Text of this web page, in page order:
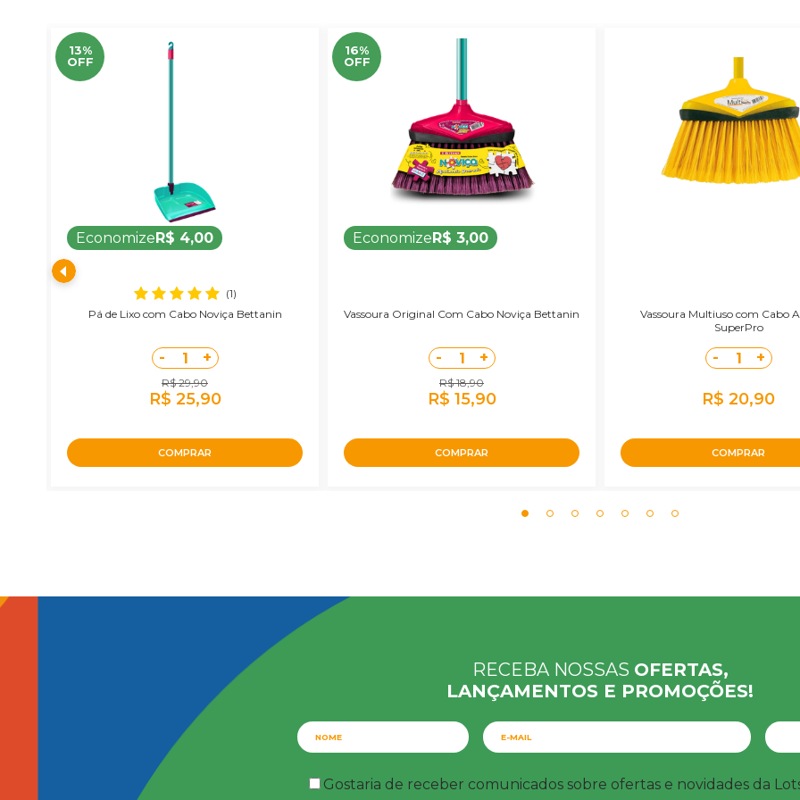
13%
OFF
EconomizeR$ 4,00
(1)
Pá de Lixo com Cabo Noviça Bettanin
- 1 +
R$ 29,90
R$ 25,90
COMPRAR
16%
OFF
EconomizeR$ 3,00
Vassoura Original Com Cabo Noviça Bettanin
- 1 +
R$ 18,90
R$ 15,90
COMPRAR
Vassoura Multiuso com Cabo
SuperPro
- 1 +
R$ 20,90
COMPRAR
RECEBA NOSSAS OFERTAS,
LANÇAMENTOS E PROMOÇÕES!
Gostaria de receber comunicados sobre ofertas e novidades da